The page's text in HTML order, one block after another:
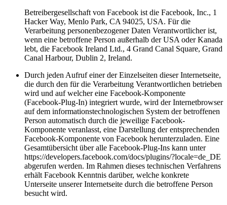
Betreibergesellschaft von Facebook ist die Facebook, Inc., 1
Hacker Way, Menlo Park, CA 94025, USA. Für die
Verarbeitung personenbezogener Daten Verantwortlicher ist,
wenn eine betroffene Person außerhalb der USA oder Kanada
lebt, die Facebook Ireland Ltd., 4 Grand Canal Square, Grand
Canal Harbour, Dublin 2, Ireland.
Durch jeden Aufruf einer der Einzelseiten dieser Internetseite,
die durch den für die Verarbeitung Verantwortlichen betrieben
wird und auf welcher eine Facebook-Komponente
(Facebook-Plug-In) integriert wurde, wird der Internetbrowser
auf dem informationstechnologischen System der betroffenen
Person automatisch durch die jeweilige Facebook-
Komponente veranlasst, eine Darstellung der entsprechenden
Facebook-Komponente von Facebook herunterzuladen. Eine
Gesamtübersicht über alle Facebook-Plug-Ins kann unter
https://developers.facebook.com/docs/plugins/?locale=de_DE
abgerufen werden. Im Rahmen dieses technischen Verfahrens
erhält Facebook Kenntnis darüber, welche konkrete
Unterseite unserer Internetseite durch die betroffene Person
besucht wird.